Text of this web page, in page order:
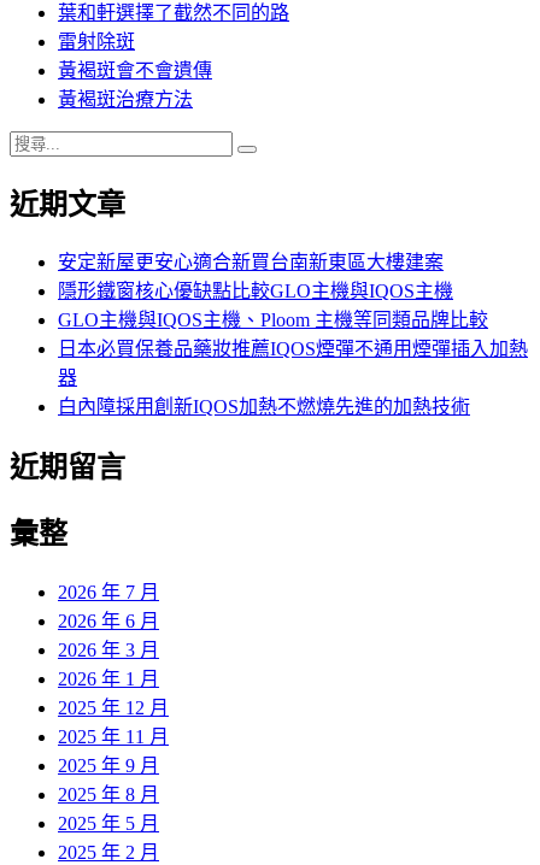
葉和軒選擇了截然不同的路
雷射除斑
黃褐斑會不會遺傳
黃褐斑治療方法
搜
關
近期文章
安定新屋更安心適合新買台南新東區大樓建案
隱形鐵窗核心優缺點比較GLO主機與IQOS主機
GLO主機與IQOS主機、Ploom 主機等同類品牌比較
日本必買保養品藥妝推薦IQOS煙彈不通用煙彈插入加熱
器
白內障採用創新IQOS加熱不燃燒先進的加熱技術
近期留言
彙整
2026 年 7 月
2026 年 6 月
2026 年 3 月
2026 年 1 月
2025 年 12 月
2025 年 11 月
2025 年 9 月
2025 年 8 月
2025 年 5 月
2025 年 2 月